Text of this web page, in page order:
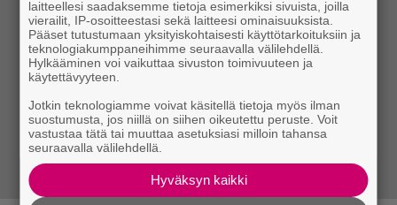
laitteellesi saadaksemme tietoja esimerkiksi sivuista, joilla
vierailit, IP-osoitteestasi sekä laitteesi ominaisuuksista.
Pääset tutustumaan yksityiskohtaisesti käyttötarkoituksiin ja
teknologiakumppaneihimme seuraavalla välilehdellä.
Hylkääminen voi vaikuttaa sivuston toimivuuteen ja
käytettävyyteen.
Jotkin teknologiamme voivat käsitellä tietoja myös ilman
suostumusta, jos niillä on siihen oikeutettu peruste. Voit
vastustaa tätä tai muuttaa asetuksiasi milloin tahansa
seuraavalla välilehdellä.
Hyväksyn kaikki